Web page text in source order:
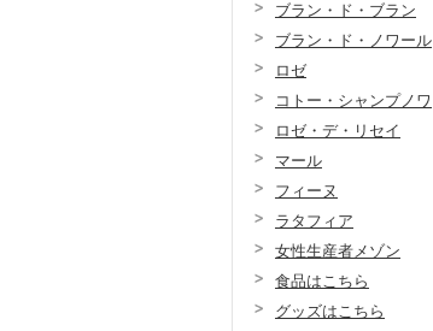
ブラン・ド・ブラン
ブラン・ド・ノワール
ロゼ
コトー・シャンプノワ
ロゼ・デ・リセイ
マール
フィーヌ
ラタフィア
女性生産者メゾン
食品はこちら
グッズはこちら